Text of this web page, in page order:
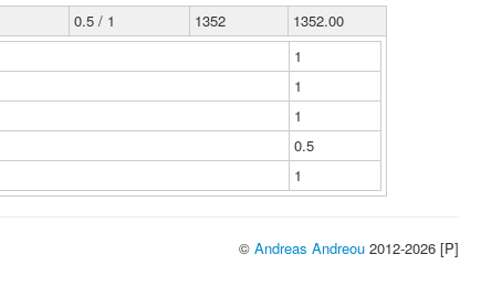
0.5 / 1 1352
1352.00
1
1
1
0.5
1
© Andreas Andreou 2012-2026 [P]